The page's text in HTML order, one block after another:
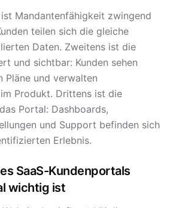
Mandantenfähigkeit zwingend
teilen sich die gleiche
Daten. Zweitens ist die
und sichtbar: Kunden sehen
Pläne und verwalten
Produkt. Drittens ist die
Portal: Dashboards,
und Support befinden sich
Erlebnis.
SaaS-Kundenportals
wichtig ist